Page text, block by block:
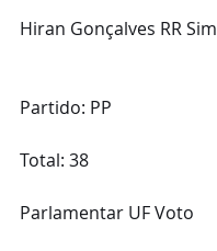
Hiran Gonçalves RR Sim
Partido: PP
Total: 38
Parlamentar UF Voto